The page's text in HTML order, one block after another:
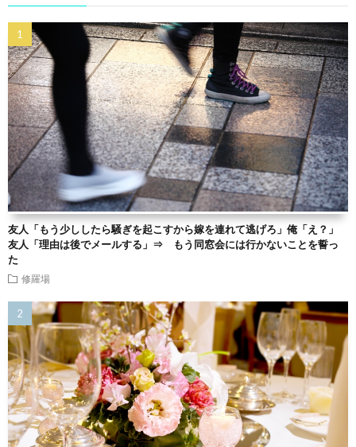
友人「もう少ししたら騒ぎを起こすから嫁を連れて逃げろ」俺「え？」
友人「理由は後でメールする」⇒ もう同窓会には行かないことを誓っ
た
修羅場